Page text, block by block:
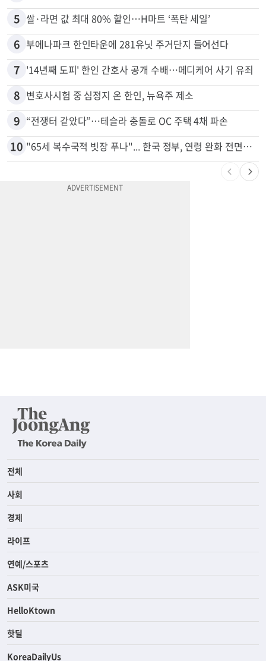
5 쌀·라면 값 최대 80% 할인…H마트 ‘폭탄 세일’
6 부에나파크 한인타운에 281유닛 주거단지 들어선다
7 '14년째 도피' 한인 간호사 공개 수배…메디케어 사기 유죄
8 변호사시험 중 심정지 온 한인, 뉴욕주 제소
9 “전쟁터 같았다”…테슬라 충돌로 OC 주택 4채 파손
10 "65세 복수국적 빗장 푸나"... 한국 정부, 연령 완화 전면 추진
전체
사회
경제
라이프
연예/스포츠
ASK미국
HelloKtown
핫딜
KoreaDailyUs